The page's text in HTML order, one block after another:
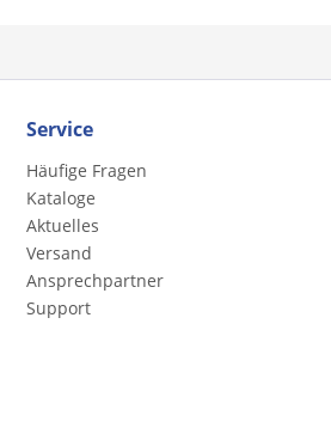
Service
Häufige Fragen
Kataloge
Aktuelles
Versand
Ansprechpartner
Support